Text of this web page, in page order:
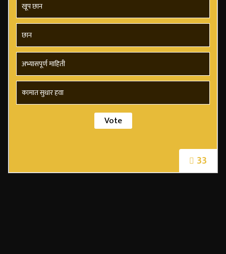
33
खूप छान
छान
अभ्यासपूर्ण माहिती
कामात सुधार हवा